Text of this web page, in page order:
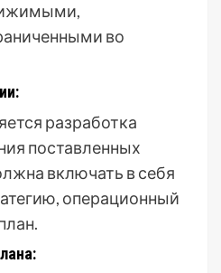
во
разработка
поставленных
включать в себя
операционный